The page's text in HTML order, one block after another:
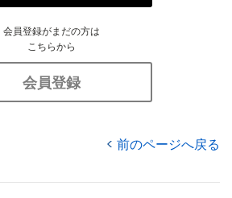
会員登録がまだの方は
こちらから
会員登録
前のページへ戻る